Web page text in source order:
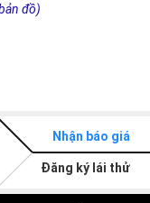
đồ)
Nhận báo giá
Đăng ký lái thử